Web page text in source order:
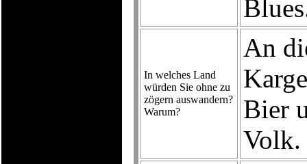
In welches Land
würden Sie ohne zu
zögern auswandern?
Warum?
An
Bier
Volk.